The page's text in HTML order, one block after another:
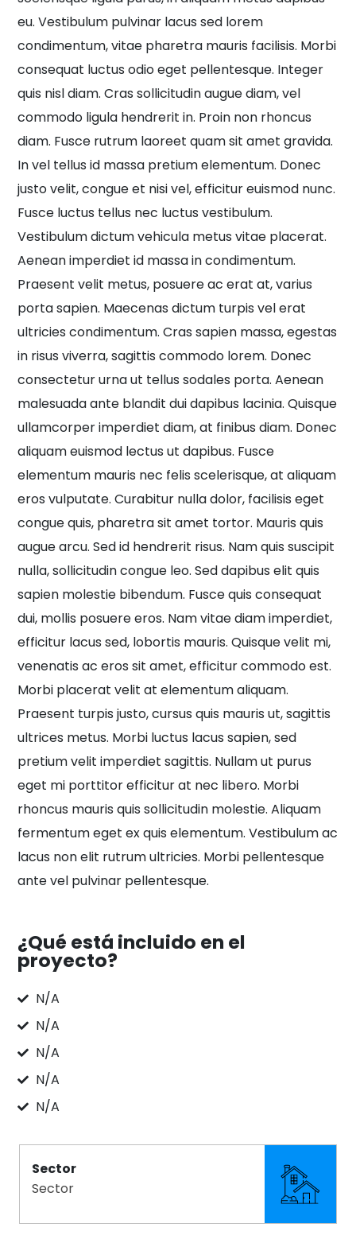
eu. Vestibulum pulvinar lacus sed lorem
condimentum, vitae pharetra mauris facilisis. Morbi
consequat luctus odio eget pellentesque. Integer
quis nisl diam. Cras sollicitudin augue diam, vel
commodo ligula hendrerit in. Proin non rhoncus
diam. Fusce rutrum laoreet quam sit amet gravida.
In vel tellus id massa pretium elementum. Donec
justo velit, congue et nisi vel, efficitur euismod nunc.
Fusce luctus tellus nec luctus vestibulum.
Vestibulum dictum vehicula metus vitae placerat.
Aenean imperdiet id massa in condimentum.
Praesent velit metus, posuere ac erat at, varius
porta sapien. Maecenas dictum turpis vel erat
ultricies condimentum. Cras sapien massa, egestas
in risus viverra, sagittis commodo lorem. Donec
consectetur urna ut tellus sodales porta. Aenean
malesuada ante blandit dui dapibus lacinia. Quisque
ullamcorper imperdiet diam, at finibus diam. Donec
aliquam euismod lectus ut dapibus. Fusce
elementum mauris nec felis scelerisque, at aliquam
eros vulputate. Curabitur nulla dolor, facilisis eget
congue quis, pharetra sit amet tortor. Mauris quis
augue arcu. Sed id hendrerit risus. Nam quis suscipit
nulla, sollicitudin congue leo. Sed dapibus elit quis
sapien molestie bibendum. Fusce quis consequat
dui, mollis posuere eros. Nam vitae diam imperdiet,
efficitur lacus sed, lobortis mauris. Quisque velit mi,
venenatis ac eros sit amet, efficitur commodo est.
Morbi placerat velit at elementum aliquam.
Praesent turpis justo, cursus quis mauris ut, sagittis
ultrices metus. Morbi luctus lacus sapien, sed
pretium velit imperdiet sagittis. Nullam ut purus
eget mi porttitor efficitur at nec libero. Morbi
rhoncus mauris quis sollicitudin molestie. Aliquam
fermentum eget ex quis elementum. Vestibulum ac
lacus non elit rutrum ultricies. Morbi pellentesque
ante vel pulvinar pellentesque.
¿Qué está incluido en el
proyecto?
N/A
N/A
N/A
N/A
N/A
Sector
Sector